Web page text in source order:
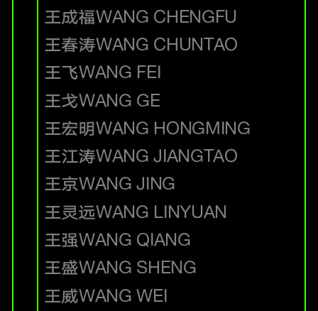
王成福WANG CHENGFU
王春涛WANG CHUNTAO
王飞WANG FEI
王戈WANG GE
王宏明WANG HONGMING
王江涛WANG JIANGTAO
王京WANG JING
王灵远WANG LINYUAN
王强WANG QIANG
王盛WANG SHENG
王威WANG WEI